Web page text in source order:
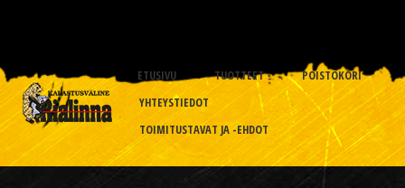
ETUSIVU TUOTTEET
POISTOKORI
YHTEYSTIEDOT
TOIMITUSTAVAT JA -EHDOT